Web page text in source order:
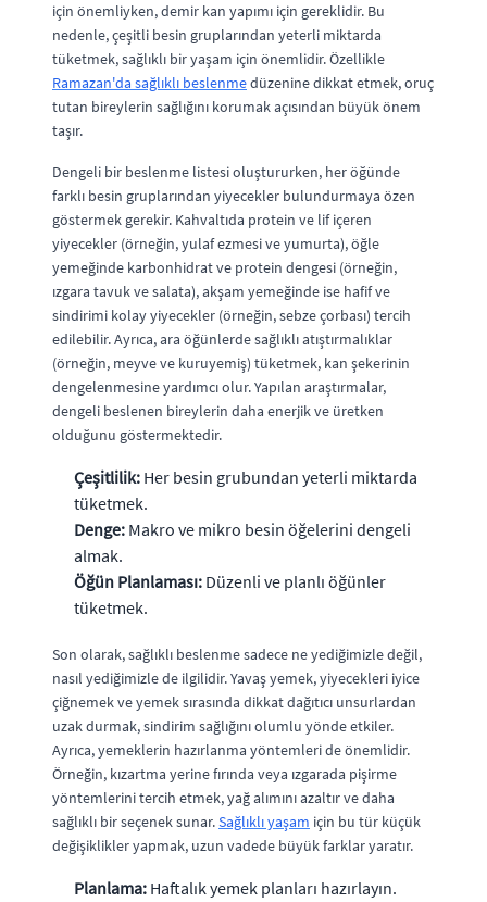
için önemliyken, demir kan yapımı için gereklidir. Bu
nedenle, çeşitli besin gruplarından yeterli miktarda
tüketmek, sağlıklı bir yaşam için önemlidir. Özellikle
Ramazan'da sağlıklı beslenmedüzenine dikkat etmek, oruç
tutan bireylerin sağlığını korumak açısından büyük önem
taşır.
Dengeli bir beslenme listesi oluştururken, her öğünde
farklı besin gruplarından yiyecekler bulundurmaya özen
göstermek gerekir. Kahvaltıda protein ve lif içeren
yiyecekler (örneğin, yulaf ezmesi ve yumurta), öğle
yemeğinde karbonhidrat ve protein dengesi (örneğin,
ızgara tavuk ve salata), akşam yemeğinde ise hafif ve
sindirimi kolay yiyecekler (örneğin, sebze çorbası) tercih
edilebilir. Ayrıca, ara öğünlerde sağlıklı atıştırmalıklar
(örneğin, meyve ve kuruyemiş) tüketmek, kan şekerinin
dengelenmesine yardımcı olur. Yapılan araştırmalar,
dengeli beslenen bireylerin daha enerjik ve üretken
olduğunu göstermektedir.
Çeşitlilik: Her besin grubundan yeterli miktarda
tüketmek.
Denge: Makro ve mikro besin öğelerini dengeli
almak.
Öğün Planlaması: Düzenli ve planlı öğünler
tüketmek.
Son olarak, sağlıklı beslenme sadece ne yediğimizle değil,
nasıl yediğimizle de ilgilidir. Yavaş yemek, yiyecekleri iyice
çiğnemek ve yemek sırasında dikkat dağıtıcı unsurlardan
uzak durmak, sindirim sağlığını olumlu yönde etkiler.
Ayrıca, yemeklerin hazırlanma yöntemleri de önemlidir.
Örneğin, kızartma yerine fırında veya ızgarada pişirme
yöntemlerini tercih etmek, yağ alımını azaltır ve daha
sağlıklı bir seçenek sunar.Sağlıklı yaşam için bu tür küçük
değişiklikler yapmak, uzun vadede büyük farklar yaratır.
Planlama: Haftalık yemek planları hazırlayın.